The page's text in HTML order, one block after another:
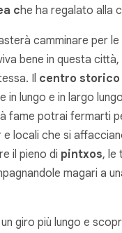
che ha regalato alla
camminare per
bene in questa
Il centro storico
in lungo e in largo
fame potrai fermarti
locali che si
il pieno di pintxos, le
magari a
giro più lungo e